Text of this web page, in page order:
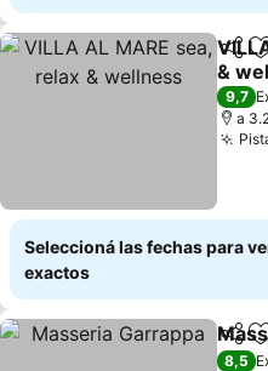
&
9,7
a
Seleccioná las fechas para
exactos
8,5